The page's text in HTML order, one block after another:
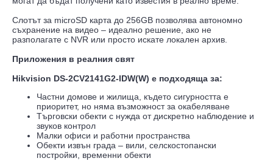
Слотът за microSD карта до 256GB позволява автономно
съхранение на видео – идеално решение, ако не
разполагате с NVR или просто искате локален архив.
Приложения в реалния свят
Hikvision DS-2CV2141G2-IDW(W) е подходяща за:
Частни домове и жилища, където сигурността е
приоритет, но няма възможност за окабеляване
Търговски обекти с нужда от дискретно наблюдение и
звуков контрол
Малки офиси и работни пространства
Обекти извън града – вили, селскостопански
постройки, временни обекти